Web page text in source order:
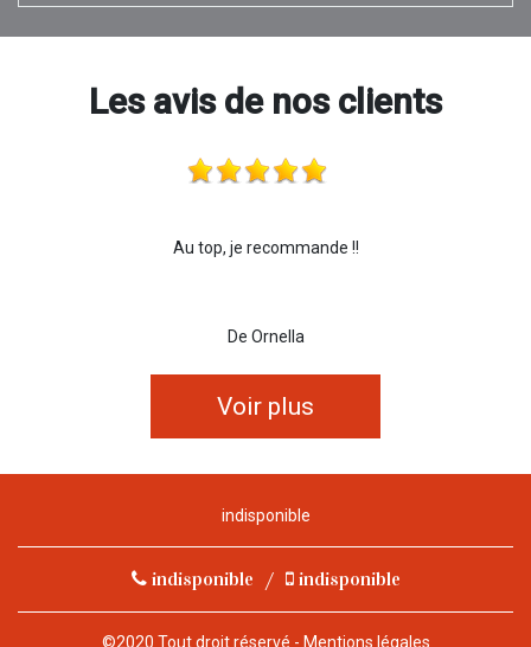
Les avis de nos clients
Au top, je recommande !!
De Ornella
Voir plus
indisponible
indisponible / indisponible
©2020 Tout droit réservé - Mentions légales